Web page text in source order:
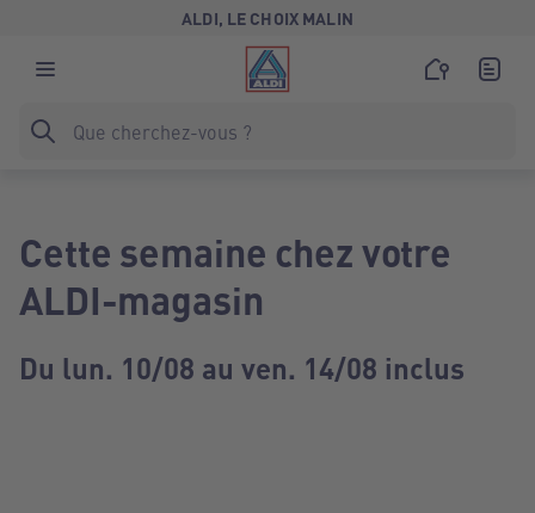
ALDI, LE CHOIX MALIN
Cette semaine chez votre
ALDI-magasin
Du lun. 10/08 au ven. 14/08 inclus